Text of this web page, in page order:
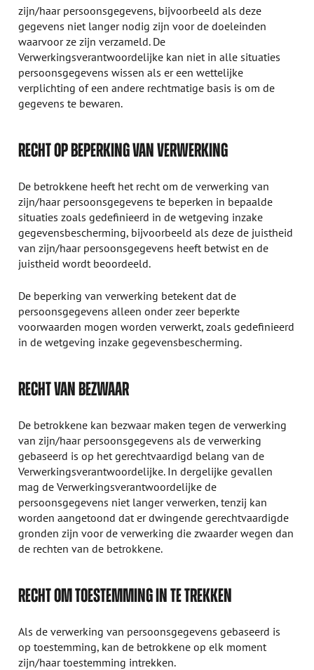
zijn/haar persoonsgegevens, bijvoorbeeld als deze
gegevens niet langer nodig zijn voor de doeleinden
waarvoor ze zijn verzameld. De
Verwerkingsverantwoordelijke kan niet in alle situaties
persoonsgegevens wissen als er een wettelijke
verplichting of een andere rechtmatige basis is om de
gegevens te bewaren.
RECHT OP BEPERKING VAN VERWERKING
De betrokkene heeft het recht om de verwerking van
zijn/haar persoonsgegevens te beperken in bepaalde
situaties zoals gedefinieerd in de wetgeving inzake
gegevensbescherming, bijvoorbeeld als deze de juistheid
van zijn/haar persoonsgegevens heeft betwist en de
juistheid wordt beoordeeld.
De beperking van verwerking betekent dat de
persoonsgegevens alleen onder zeer beperkte
voorwaarden mogen worden verwerkt, zoals gedefinieerd
in de wetgeving inzake gegevensbescherming.
RECHT VAN BEZWAAR
De betrokkene kan bezwaar maken tegen de verwerking
van zijn/haar persoonsgegevens als de verwerking
gebaseerd is op het gerechtvaardigd belang van de
Verwerkingsverantwoordelijke. In dergelijke gevallen
mag de Verwerkingsverantwoordelijke de
persoonsgegevens niet langer verwerken, tenzij kan
worden aangetoond dat er dwingende gerechtvaardigde
gronden zijn voor de verwerking die zwaarder wegen dan
de rechten van de betrokkene.
RECHT OM TOESTEMMING IN TE TREKKEN
Als de verwerking van persoonsgegevens gebaseerd is
op toestemming, kan de betrokkene op elk moment
zijn/haar toestemming intrekken.